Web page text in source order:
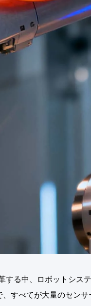
する中、ロボットシス
すべてが大量のセン